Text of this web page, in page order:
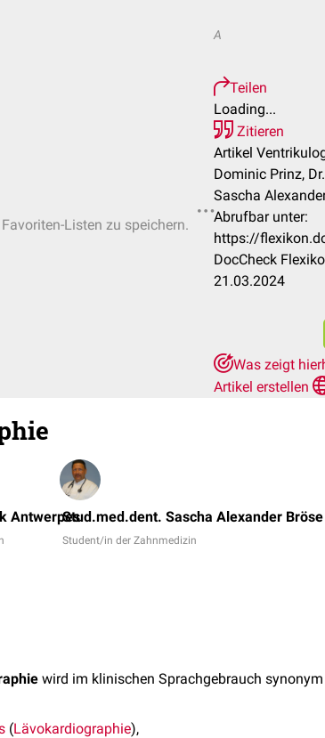
Listen zu speichern.
A
Teilen
Loading...
Zitieren
Artikel
Dominic Prinz,
Sascha
Abrufbar unter:
https://
DocCheck
21.03.2024
Was zeigt
Artikel erstellen
AntwerpesStud.med.dent. Sascha Alexander Bröse
Student/in der Zahnmedizin
wird im klinischen Sprachgebrauch
(Lävokardiographie),